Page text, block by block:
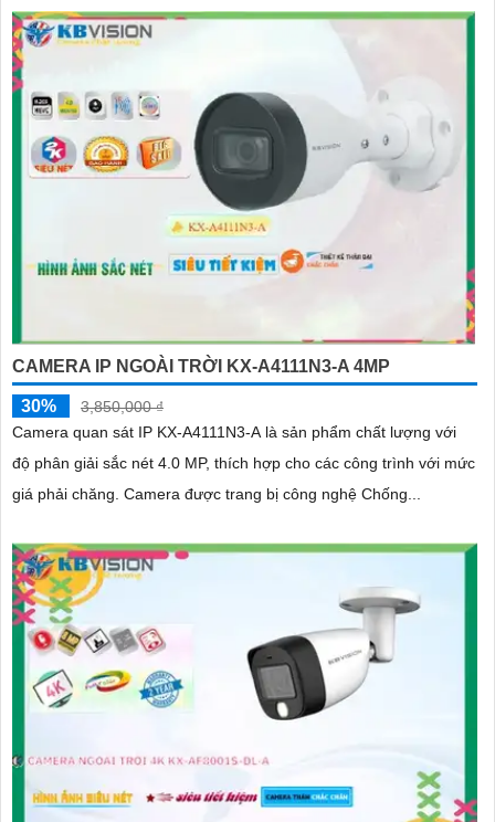
CAMERA IP NGOÀI TRỜI KX-A4111N3-A 4MP
30%
3,850,000 ₫
Camera quan sát IP KX-A4111N3-A là sản phẩm chất lượng với
độ phân giải sắc nét 4.0 MP, thích hợp cho các công trình với mức
giá phải chăng. Camera được trang bị công nghệ Chống...